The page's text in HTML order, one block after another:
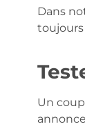
Dans
Un